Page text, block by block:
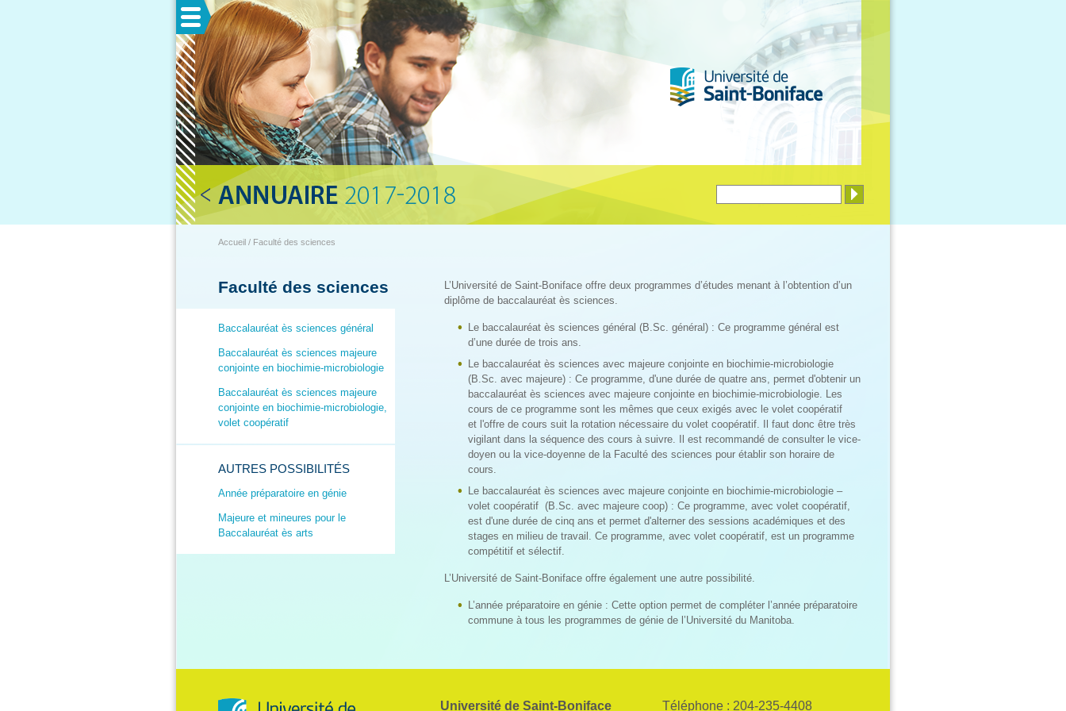
Menu
Accueil / Faculté des sciences
Faculté des sciences
Baccalauréat ès sciences général
Baccalauréat ès sciences majeure
conjointe en biochimie-microbiologie
Baccalauréat ès sciences majeure
conjointe en biochimie-microbiologie,
volet coopératif
AUTRES POSSIBILITÉS
Année préparatoire en génie
Majeure et mineures pour le
Baccalauréat ès arts
L’Université de Saint-Boniface offre deux programmes d’études menant à l’obtention d’un
diplôme de baccalauréat ès sciences.
Le baccalauréat ès sciences général (B.Sc. général) : Ce programme général est
d’une durée de trois ans.
Le baccalauréat ès sciences avec majeure conjointe en biochimie-microbiologie
(B.Sc. avec majeure) : Ce programme, d'une durée de quatre ans, permet d'obtenir un
baccalauréat ès sciences avec majeure conjointe en biochimie-microbiologie. Les
cours de ce programme sont les mêmes que ceux exigés avec le volet coopératif
et l'offre de cours suit la rotation nécessaire du volet coopératif. Il faut donc être très
vigilant dans la séquence des cours à suivre. Il est recommandé de consulter le vice-
doyen ou la vice-doyenne de la Faculté des sciences pour établir son horaire de
cours.
Le baccalauréat ès sciences avec majeure conjointe en biochimie-microbiologie –
volet coopératif (B.Sc. avec majeure coop) : Ce programme, avec volet coopératif,
est d'une durée de cinq ans et permet d'alterner des sessions académiques et des
stages en milieu de travail. Ce programme, avec volet coopératif, est un programme
compétitif et sélectif.
L’Université de Saint-Boniface offre également une autre possibilité.
L’année préparatoire en génie : Cette option permet de compléter l’année préparatoire
commune à tous les programmes de génie de l’Université du Manitoba.
Université de Saint-Boniface Téléphone : 204-235-4408